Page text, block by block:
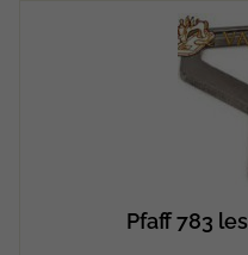
Pfaff 783